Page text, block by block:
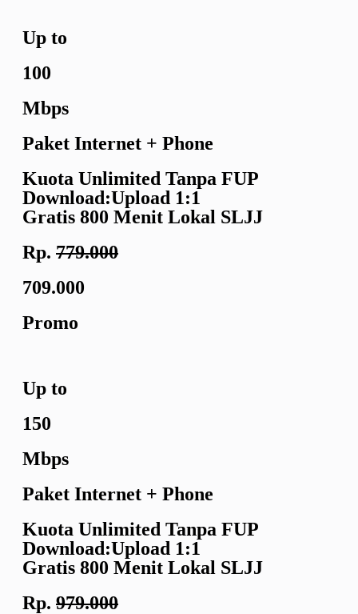
Up to
100
Mbps
Paket Internet + Phone
Kuota Unlimited Tanpa FUP
Download:Upload 1:1
Gratis 800 Menit Lokal SLJJ
Rp. 779.000
709.000
Promo
Up to
150
Mbps
Paket Internet + Phone
Kuota Unlimited Tanpa FUP
Download:Upload 1:1
Gratis 800 Menit Lokal SLJJ
Rp. 979.000